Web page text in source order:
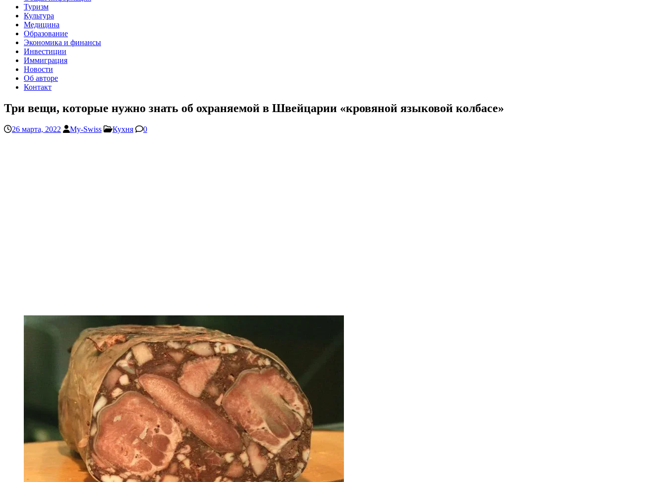
Туризм
Культура
Медицина
Образование
Экономика и финансы
Инвестиции
Иммиграция
Новости
Об авторе
Контакт
Три вещи, которые нужно знать об охраняемой в Швейцарии «кровяной языковой колбасе»
26 марта, 2022 My-Swiss Кухня 0